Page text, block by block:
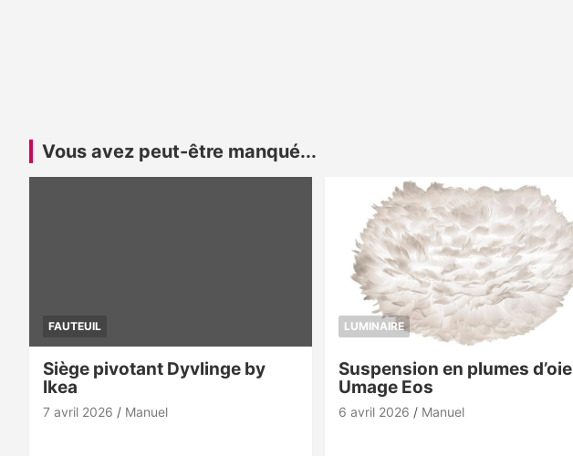
Vous avez peut-être manqué...
FAUTEUIL
Siège pivotant Dyvlinge by
Ikea
7 avril 2026 Manuel
LUMINAIRE
Suspension en plumes d’oie
Umage Eos
6 avril 2026 Manuel